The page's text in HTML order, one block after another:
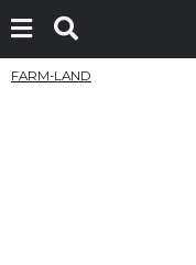
FARM-LAND